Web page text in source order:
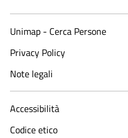
Unimap - Cerca Persone
Privacy Policy
Note legali
Accessibilità
Codice etico